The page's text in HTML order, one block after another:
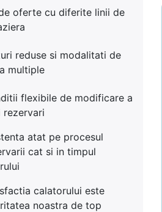
oferte cu diferite linii de
reduse si modalitati de
multiple
flexibile de modificare a
rezervari
atat pe procesul
cat si in timpul
calatorului este
noastra de top